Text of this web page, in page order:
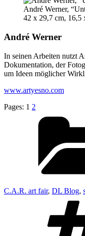
André Werner,
42 x 29,7 cm, 16,5
André Werner
In seinen Arbeiten nutzt
Dokumentation, der
um Ideen möglicher
www.artyesno.com
Pages: 1 2
C.A.R. art fair, DL Blog,